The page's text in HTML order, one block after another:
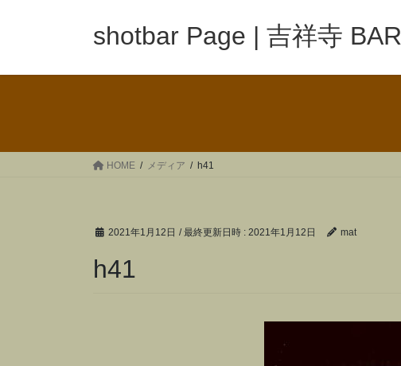
shotbar Page | 吉祥寺 BAR
HOME メディア h41
2021年1月12日 / 最終更新日時 : 2021年1月12日 mat
h41